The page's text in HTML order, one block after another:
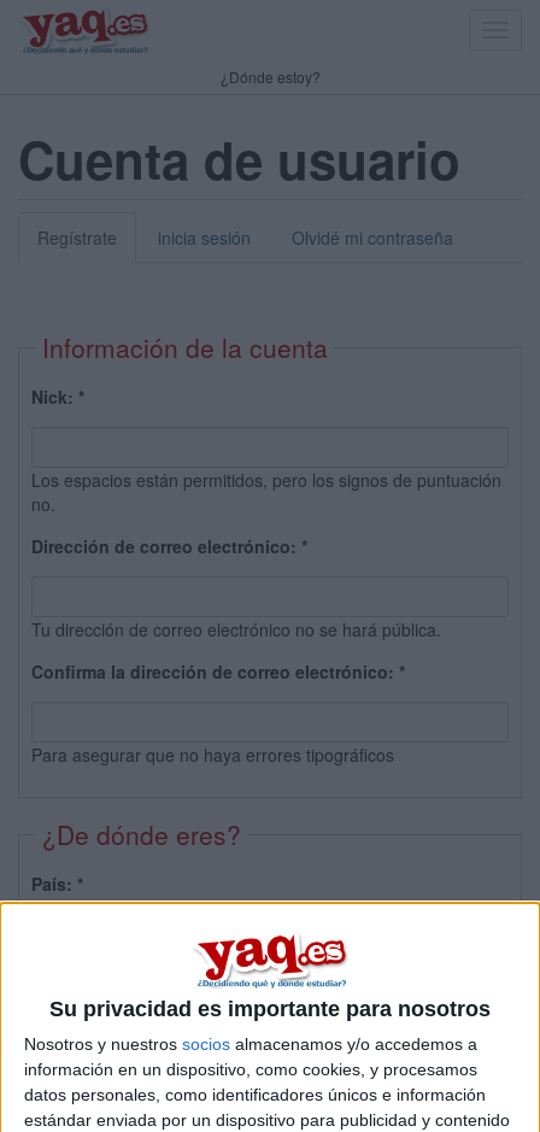
Su privacidad es importante para nosotros
Nosotros y nuestros socios almacenamos y/o accedemos a
información en un dispositivo, como cookies, y procesamos
datos personales, como identificadores únicos e información
estándar enviada por un dispositivo para publicidad y contenido
¿Dónde estoy?
Cuenta de usuario
Regístrate inicia sesión Olvidé mi contraseña
Información de la cuenta
Nick: *
Los espacios están permitidos, pero los signos de puntuación
no.
Dirección de correo electrónico: *
Tu dirección de correo electrónico no se hará pública.
Confirma la dirección de correo electrónico: *
Para asegurar que no haya errores tipográficos
¿De dónde eres?
País: *
Sobre ti